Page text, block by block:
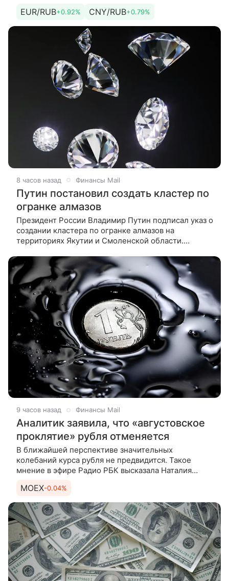
рубля. Кроме
EUR/RUB+0.92% CNY/RUB+0.79%
8 часов назад Финансы Mail
Путин постановил создать кластер по
огранке алмазов
Президент России Владимир Путин подписал указ о
создании кластера по огранке алмазов на
территориях Якутии и Смоленской области.
правовой информации. «В целях
9 часов назад Финансы Mail
Аналитик заявила, что «августовское
проклятие» рубля отменяется
В ближайшей перспективе значительных
колебаний курса рубля не предвидится. Такое
мнение в эфире Радио РБК высказала Наталия
макроэкономического анализа
MOEX-0.04%